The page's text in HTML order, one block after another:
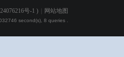
号-1 ) 网站地图
second(s), 8 queries .